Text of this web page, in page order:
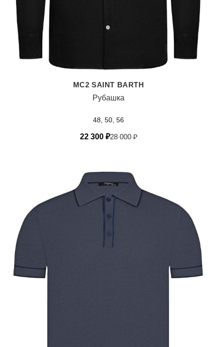
MC2 SAINT BARTH
Рубашка
48, 50, 56
22 300 ₽28 000₽